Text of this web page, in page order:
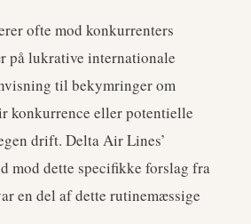
ofte mod konkurrenters
på lukrative internationale
til bekymringer om
konkurrence eller potentielle
drift. Delta Air Lines’
mod dette specifikke forslag fra
en del af dette rutinemæssige